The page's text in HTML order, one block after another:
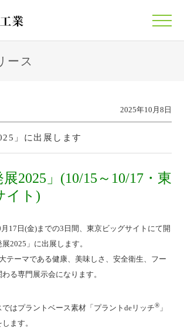
ース
2025年10月8日
」に出展します
展2025」(10/15～10/17・東
イト)
17日(金)までの3日間、東京ビッグサイトにて開
2025」に出展します。
テーマである健康、美味しさ、安全衛生、フー
る専門展示会になります。
はプラントベース素材「プラントdeリッチ® 」
ます。